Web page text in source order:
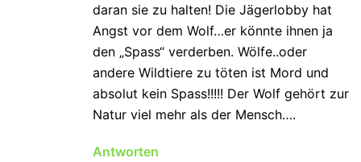
daran sie zu halten! Die Jägerlobby hat
Angst vor dem Wolf…er könnte ihnen ja
den „Spass“ verderben. Wölfe..oder
andere Wildtiere zu töten ist Mord und
absolut kein Spass!!!!! Der Wolf gehört zur
Natur viel mehr als der Mensch….
Antworten